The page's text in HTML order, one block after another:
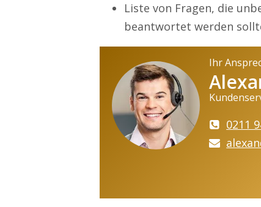
Liste von Fragen, die
beantwortet werden
Ihr
0211